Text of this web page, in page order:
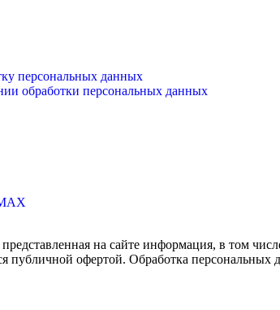
персональных данных
обработки персональных данных
на сайте информация, в том
публичной офертой. Обработка